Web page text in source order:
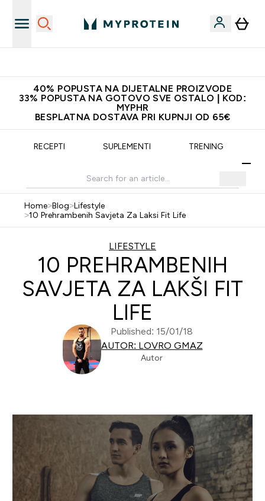
40% POPUSTA NA DIJETALNE PROIZVODE
33% POPUSTA NA GOTOVO SVE OSTALO | KOD:
MYPHR
BESPLATNA DOSTAVA PRI KUPNJI OD 65€
RECEPTI SUPLEMENTI TRENING
Home>Blog>Lifestyle
>10 Prehrambenih Savjeta Za Laksi Fit Life
LIFESTYLE
10 PREHRAMBENIH
SAVJETA ZA LAKŠI FIT
LIFE
Published: 15/01/18
AUTOR: LOVRO GMAZ
Autor